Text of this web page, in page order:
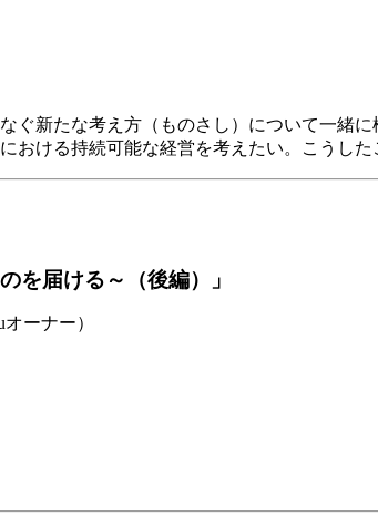
新たな考え方（ものさし）について一緒に
ける持続可能な経営を考えたい。こうし
を届ける ～（後編）」
ーナー）